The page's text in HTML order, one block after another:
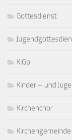
Gottesdienst
KiGo
Kinder – und
Kirchenchor
Kirchengemeinde